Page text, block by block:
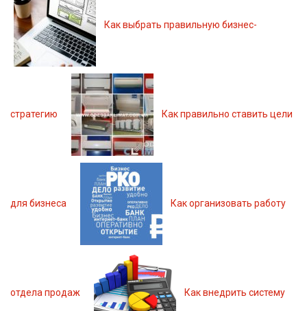
Как выбрать правильную бизнес-
стратегию Как правильно ставить цели
для бизнеса Как организовать работу
отдела продаж Как внедрить систему